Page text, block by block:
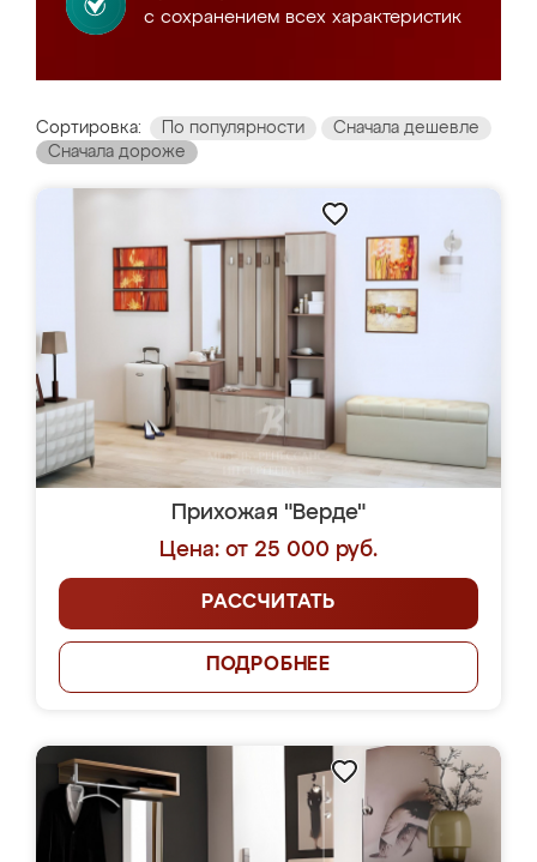
с сохранением всех характеристик
Сортировка: По популярности
Сначала дешевле
Сначала дороже
Прихожая "Верде"
Цена: от 25 000 руб.
РАССЧИТАТЬ
ПОДРОБНЕЕ